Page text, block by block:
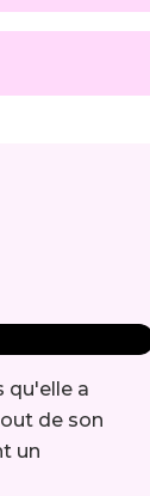
qu'elle a
de son
un